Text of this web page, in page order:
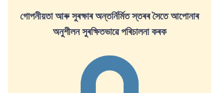
গোপনীয়তা আৰু সুৰক্ষাৰ অন্তৰ্নিৰ্মিত স্তৰৰ সৈতে আপোনাৰ
অনুশীলন সুৰক্ষিতভাৱে পৰিচালনা কৰক